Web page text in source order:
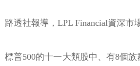
路透社報導，LPL Financial資深市
標普500的十一大類股中、有8個